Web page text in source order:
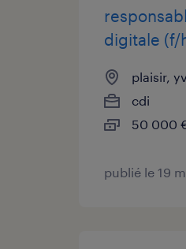
digitale (f/
plaisir,
cdi
50 000
publié le 19